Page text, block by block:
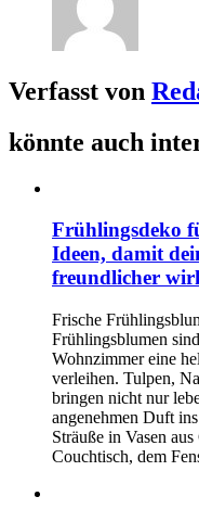
Verfasst von
könnte auch
Frühlingsdeko
Ideen, damit
freundlicher
Frische
Frühlingsblumen
Wohnzimmer eine
verleihen. Tulpen,
bringen nicht nur
angenehmen Duft
Sträuße in Vasen
Couchtisch, dem